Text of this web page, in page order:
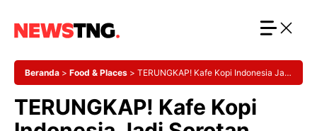
Beranda > Food & Places > TERUNGKAP! Kafe Kopi Indonesia Jadi
yang Wajib Coba!
TERUNGKAP! Kafe Kopi